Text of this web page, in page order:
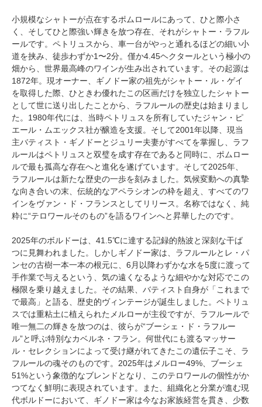
小規模なシャトーが点在するポムロールにあって、ひと際小さ
く、そしてひと際強い輝きを放つ存在、それがシャトー・ラフル
ールです。ペトリュスから、車一台がやっと通れるほどの細い小
道を挟み、徒歩わずか1〜2分。僅か4.45ヘクタールという極小の
畑から、世界最高峰のワインが生み出されています。その起源は
1872年。現オーナー、ギノドー家の祖先がシャトー・ル・ゲイ
を取得した際、ひときわ優れたこの区画だけを独立したシャトー
として世に送り出したことから、ラフルールの歴史は始まりまし
た。1980年代には、当時ペトリュスを所有していたジャン・ピ
エール・ムエックス社が醸造を支援。そして2001年以降、現当
主バティスト・ギノドーとジュリー夫妻がすべてを掌握し、ラフ
ルールはペトリュスと双璧を成す存在であると同時に、ポムロー
ルで最も孤高な存在へと進化を遂げています。そして2025年、
ラフルールは新たな歴史の一歩を刻みました。気候変動への真摯
な向き合いの末、伝統的なアペラシオンの枠を超え、すべてのワ
インをヴァン・ド・フランスとしてリリース。名称ではなく、純
粋に“テロワールそのもの”を語るワインへと昇華したのです。
2025年のボルドーは、41.5℃に達する記録的熱波と深刻な干ば
つに見舞われました。しかしギノドー家は、ラフルールとレ・パ
ンセの古樹一本一本の根元に、6月以降わずかな水を5度に渡って
手作業で与えるという、気の遠くなるような細やかな対応でこの
極限を乗り越えました。その結果、バティスト自身が「これまで
で最高」と語る、歴史的ヴィンテージが誕生しました。ペトリュ
スでは重粘土に植えられたメルローが主役ですが、ラフルールで
唯一無二の輝きを放つのは、彼らが“ブーシェ・ド・ラフルー
ル”と呼ぶ特別なカベルネ・フラン。何世代にも渡るマッサー
ル・セレクションによって受け継がれてきたこの遺伝子こそ、ラ
フルールの魂そのものです。2025年はメルロー49%、ブーシェ
51%という象徴的なブレンドとなり、このテロワールの個性がか
つてなく鮮明に表現されています。また、組織化と分業が進む現
代ボルドーにおいて、ギノドー家は今なお家族経営を貫き、少数